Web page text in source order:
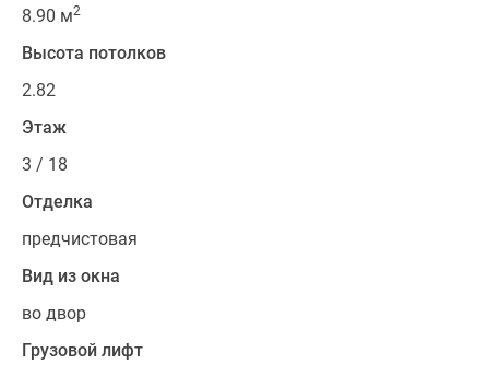
8.90 м2
Высота потолков
2.82
Этаж
3 / 18
Отделка
предчистовая
Вид из окна
во двор
Грузовой лифт